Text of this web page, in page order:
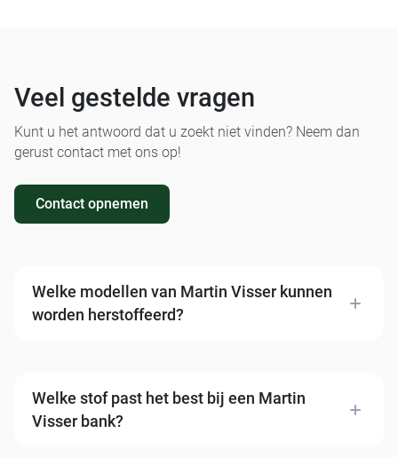
Veel gestelde vragen
Kunt u het antwoord dat u zoekt niet vinden? Neem dan
gerust contact met ons op!
Contact opnemen
Welke modellen van Martin Visser kunnen
worden herstoffeerd?
hoeft niet overeen te komen met de afbeelding, alle
Martin Visser varianten zijn bij ons welkom.
Welke stof past het best bij een Martin
Visser bank?